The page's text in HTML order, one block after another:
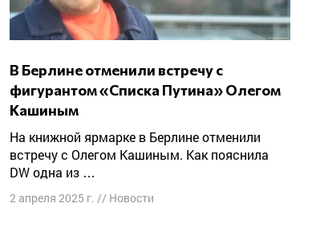
В Берлине отменили встречу с
фигурантом «Списка Путина» Олегом
Кашиным
На книжной ярмарке в Берлине отменили
встречу с Олегом Кашиным. Как пояснила
DW одна из …
2 апреля 2025 г. // Новости